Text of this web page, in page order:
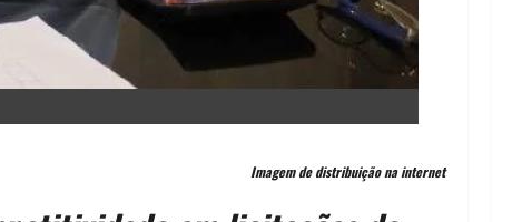
Imagem de distribuição na internet